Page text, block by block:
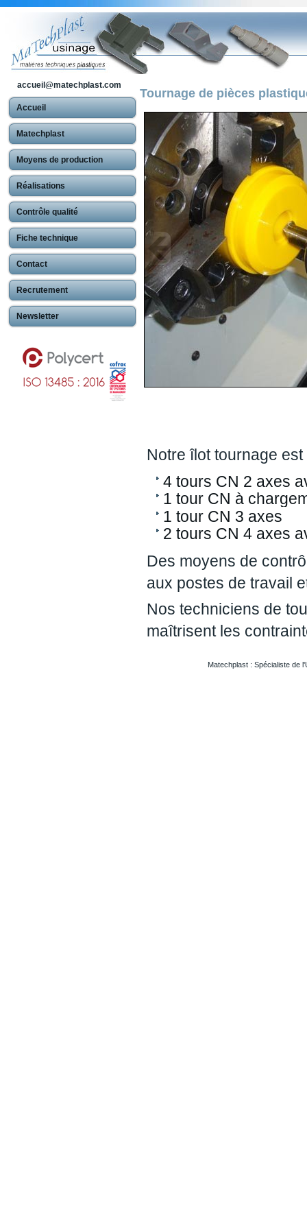
accueil@matechplast.com
Accueil
Matechplast
Moyens de production
Réalisations
Contrôle qualité
Fiche technique
Contact
Recrutement
Newsletter
Tournage de pièces
Notre îlot tournage
4 tours CN 2 axes
1 tour CN à
1 tour CN 3 axes
2 tours CN 4 axes
Des moyens de
aux postes de travail
Nos techniciens de
maîtrisent les
Matechplast : Spécialiste de